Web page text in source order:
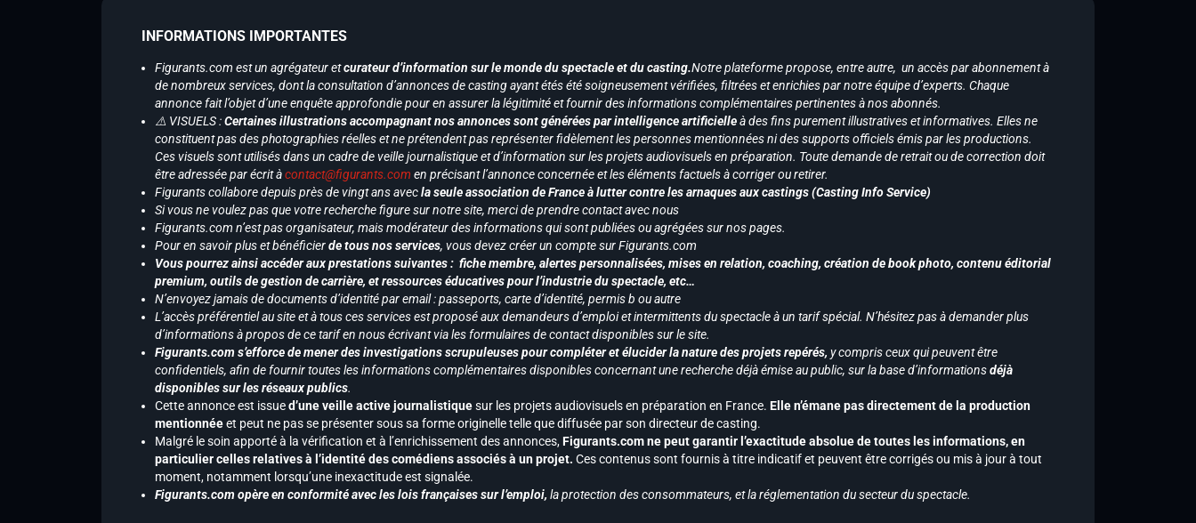
INFORMATIONS IMPORTANTES
Figurants.com est un agrégateur etcurateur d’information sur le monde du spectacle et du casting.Notre plateforme propose, entre autre, un accès par abonnement à
de nombreux services, dont la consultation d’annonces de casting ayant étés été soigneusement vérifiées, filtrées et enrichies par notre équipe d’experts. Chaque
annonce fait l’objet d’une enquête approfondie pour en assurer la légitimité et fournir des informations complémentaires pertinentes à nos abonnés.
⚠️ VISUELS :Certaines illustrations accompagnant nos annonces sont générées par intelligence artificielleà des fins purement illustratives et informatives. Elles ne
constituent pas des photographies réelles et ne prétendent pas représenter fidèlement les personnes mentionnées ni des supports officiels émis par les productions.
Ces visuels sont utilisés dans un cadre de veille journalistique et d’information sur les projets audiovisuels en préparation. Toute demande de retrait ou de correction doit
être adressée par écrit àcontact@figurants.com en précisant l’annonce concernée et les éléments factuels à corriger ou retirer.
Figurants collabore depuis près de vingt ans avecla seule association de France à lutter contre les arnaques aux castings (Casting Info Service)
Si vous ne voulez pas que votre recherche figure sur notre site, merci de prendre contact avec nous
Figurants.com n’est pas organisateur, mais modérateur des informations qui sont publiées ou agrégées sur nos pages.
Pour en savoir plus et bénéficierde tous nos services, vous devez créer un compte sur Figurants.com
Vous pourrez ainsi accéder aux prestations suivantes : fiche membre, alertes personnalisées, mises en relation, coaching, création de book photo, contenu éditorial
premium, outils de gestion de carrière, et ressources éducatives pour l’industrie du spectacle, etc…
N’envoyez jamais de documents d’identité par email : passeports, carte d’identité, permis b ou autre
L’accès préférentiel au site et à tous ces services est proposé aux demandeurs d’emploi et intermittents du spectacle à un tarif spécial. N’hésitez pas à demander plus
d’informations à propos de ce tarif en nous écrivant via les formulaires de contact disponibles sur le site.
Figurants.com s’efforce de mener des investigations scrupuleuses pour compléter et élucider la nature des projets repérés, y compris ceux qui peuvent être
confidentiels, afin de fournir toutes les informations complémentaires disponibles concernant une recherche déjà émise au public, sur la base d’informationsdéjà
disponibles sur les réseaux publics.
Cette annonce est issued’une veille active journalistiquesur les projets audiovisuels en préparation en France. Elle n’émane pas directement de la production
mentionnéeet peut ne pas se présenter sous sa forme originelle telle que diffusée par son directeur de casting.
Malgré le soin apporté à la vérification et à l’enrichissement des annonces,Figurants.com ne peut garantir l’exactitude absolue de toutes les informations, en
particulier celles relatives à l’identité des comédiens associés à un projet. Ces contenus sont fournis à titre indicatif et peuvent être corrigés ou mis à jour à tout
moment, notamment lorsqu’une inexactitude est signalée.
Figurants.com opère en conformité avec les lois françaises sur l’emploi, la protection des consommateurs, et la réglementation du secteur du spectacle.